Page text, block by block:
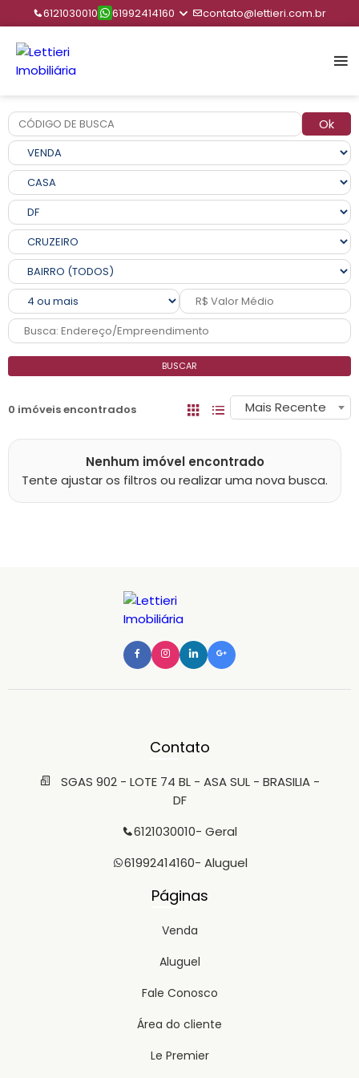
6121030010 61992414160 contato@lettieri.com.br
Ok
BUSCAR
0 imóveis encontrados Mais Recente
Nenhum imóvel encontrado
Tente ajustar os filtros ou realizar uma nova busca.
Contato
SGAS 902 - LOTE 74 BL - ASA SUL - BRASILIA -
DF
6121030010- Geral
61992414160- Aluguel
Páginas
Venda
Aluguel
Fale Conosco
Área do cliente
Le Premier